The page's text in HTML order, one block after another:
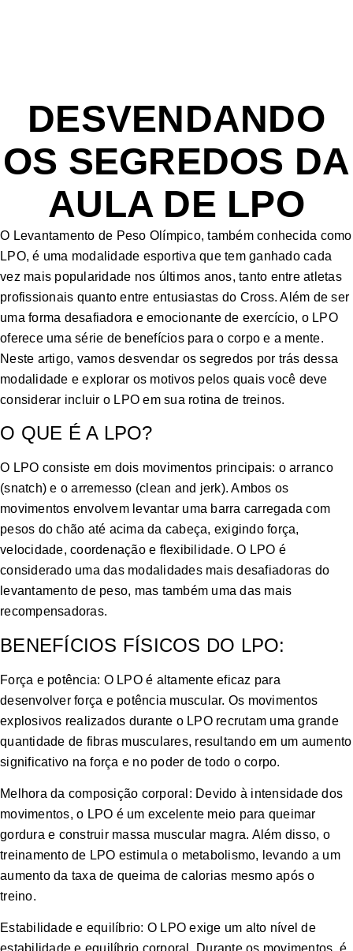
DESVENDANDO
OS SEGREDOS DA
AULA DE LPO
O Levantamento de Peso Olímpico, também conhecida como
LPO, é uma modalidade esportiva que tem ganhado cada
vez mais popularidade nos últimos anos, tanto entre atletas
profissionais quanto entre entusiastas do Cross. Além de ser
uma forma desafiadora e emocionante de exercício, o LPO
oferece uma série de benefícios para o corpo e a mente.
Neste artigo, vamos desvendar os segredos por trás dessa
modalidade e explorar os motivos pelos quais você deve
considerar incluir o LPO em sua rotina de treinos.
O QUE É A LPO?
O LPO consiste em dois movimentos principais: o arranco
(snatch) e o arremesso (clean and jerk). Ambos os
movimentos envolvem levantar uma barra carregada com
pesos do chão até acima da cabeça, exigindo força,
velocidade, coordenação e flexibilidade. O LPO é
considerado uma das modalidades mais desafiadoras do
levantamento de peso, mas também uma das mais
recompensadoras.
BENEFÍCIOS FÍSICOS DO LPO:
Força e potência: O LPO é altamente eficaz para
desenvolver força e potência muscular. Os movimentos
explosivos realizados durante o LPO recrutam uma grande
quantidade de fibras musculares, resultando em um aumento
significativo na força e no poder de todo o corpo.
Melhora da composição corporal: Devido à intensidade dos
movimentos, o LPO é um excelente meio para queimar
gordura e construir massa muscular magra. Além disso, o
treinamento de LPO estimula o metabolismo, levando a um
aumento da taxa de queima de calorias mesmo após o
treino.
Estabilidade e equilíbrio: O LPO exige um alto nível de